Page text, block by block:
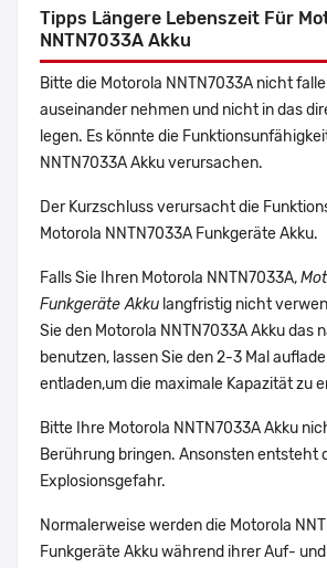
Tipps Längere Lebenszeit Für
NNTN7033A Akku
Bitte die Motorola NNTN7033A nicht
auseinander nehmen und nicht in das
legen. Es könnte die
NNTN7033A Akku verursachen.
Der Kurzschluss verursacht die
Motorola NNTN7033A Funkgeräte Akku.
Falls Sie Ihren Motorola NNTN7033A,
Funkgeräte Akku langfristig nicht
Sie den Motorola NNTN7033A Akku das
benutzen, lassen Sie den 2-3 Mal
entladen,um die maximale Kapazität zu
Bitte Ihre Motorola NNTN7033A Akku
Berührung bringen. Ansonsten entsteht
Explosionsgefahr.
Normalerweise werden die Motorola
Funkgeräte Akku während ihrer Auf-